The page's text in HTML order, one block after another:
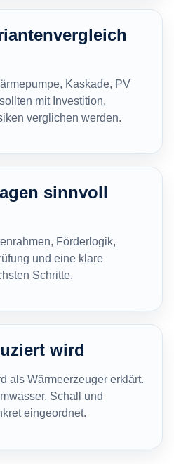
Kaskade, PV
mit Investition,
verglichen werden.
sinnvoll
Förderlogik,
und eine klare
Schritte.
wird
als Wärmeerzeuger erklärt.
Schall und
eingeordnet.